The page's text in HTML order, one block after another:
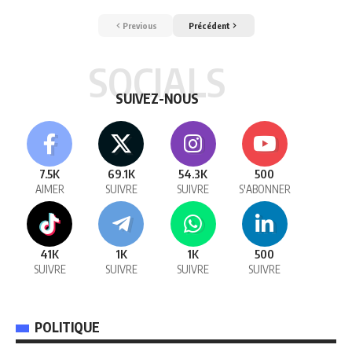
Previous Précédent
SUIVEZ-NOUS
SOCIALS
7.5K
AIMER
69.1K
SUIVRE
54.3K
SUIVRE
500
S'ABONNER
41K
SUIVRE
1K
SUIVRE
1K
SUIVRE
500
SUIVRE
POLITIQUE